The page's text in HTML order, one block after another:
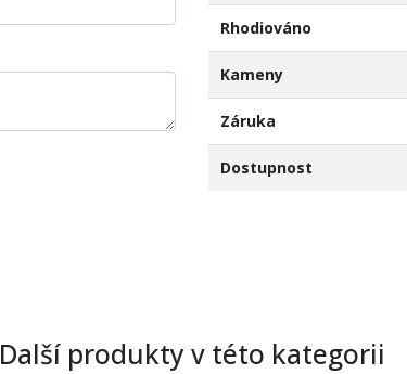
Rhodiováno
Kameny
Záruka
Dostupnost
Další produkty v této kategorii